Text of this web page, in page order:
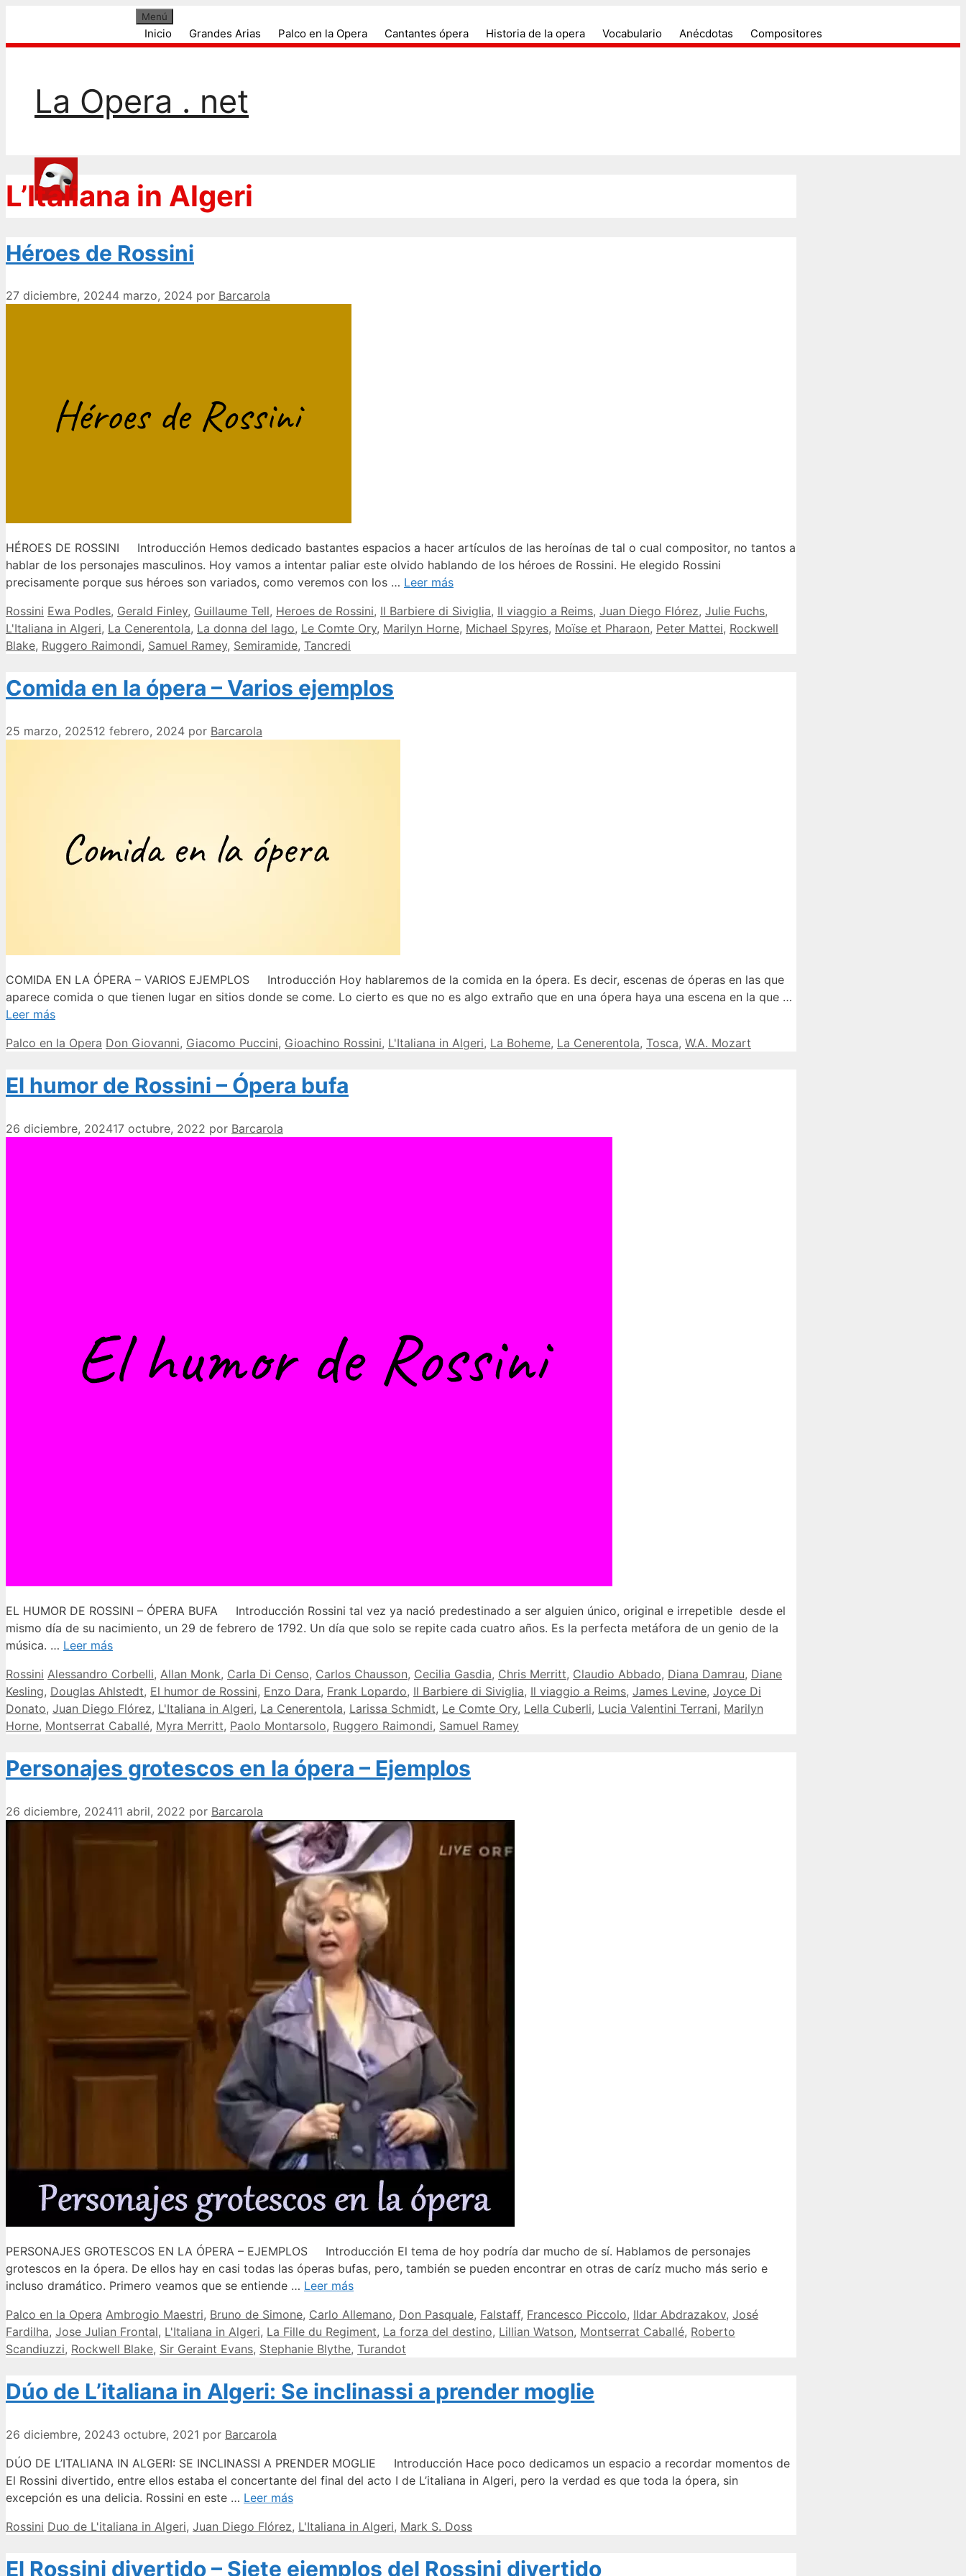
contenido
Menú
Inicio Grandes Arias Palco en la Opera Cantantes ópera Historia de la opera Vocabulario Anécdotas Compositores
Blog de ópera, noticias, argumentos, cantantes de opera, compositores, arias, duos, coros, directores....
Todo sobre el mundo de la ópera y su historia.
La Opera . net
L’Italiana in Algeri
Héroes de Rossini
27 diciembre, 20244 marzo, 2024 por Barcarola
HÉROES DE ROSSINI Introducción Hemos dedicado bastantes espacios a hacer artículos de las heroínas de tal o cual compositor, no tantos a
hablar de los personajes masculinos. Hoy vamos a intentar paliar este olvido hablando de los héroes de Rossini. He elegido Rossini
precisamente porque sus héroes son variados, como veremos con los … Leer más
Categorías
Rossini Etiquetas
Ewa Podles, Gerald Finley, Guillaume Tell, Heroes de Rossini, Il Barbiere di Siviglia, Il viaggio a Reims, Juan Diego Flórez, Julie Fuchs,
L'Italiana in Algeri, La Cenerentola, La donna del lago, Le Comte Ory, Marilyn Horne, Michael Spyres, Moïse et Pharaon, Peter Mattei, Rockwell
Blake, Ruggero Raimondi, Samuel Ramey, Semiramide, Tancredi
Comida en la ópera – Varios ejemplos
25 marzo, 202512 febrero, 2024 por Barcarola
COMIDA EN LA ÓPERA – VARIOS EJEMPLOS Introducción Hoy hablaremos de la comida en la ópera. Es decir, escenas de óperas en las que
aparece comida o que tienen lugar en sitios donde se come. Lo cierto es que no es algo extraño que en una ópera haya una escena en la que …
Leer más
Categorías
Palco en la Opera Etiquetas
Don Giovanni, Giacomo Puccini, Gioachino Rossini, L'Italiana in Algeri, La Boheme, La Cenerentola, Tosca, W.A. Mozart
El humor de Rossini – Ópera bufa
26 diciembre, 202417 octubre, 2022 por Barcarola
EL HUMOR DE ROSSINI – ÓPERA BUFA Introducción Rossini tal vez ya nació predestinado a ser alguien único, original e irrepetible desde el
mismo día de su nacimiento, un 29 de febrero de 1792. Un día que solo se repite cada cuatro años. Es la perfecta metáfora de un genio de la
música. … Leer más
Categorías
Rossini Etiquetas
Alessandro Corbelli, Allan Monk, Carla Di Censo, Carlos Chausson, Cecilia Gasdia, Chris Merritt, Claudio Abbado, Diana Damrau, Diane
Kesling, Douglas Ahlstedt, El humor de Rossini, Enzo Dara, Frank Lopardo, Il Barbiere di Siviglia, Il viaggio a Reims, James Levine, Joyce Di
Donato, Juan Diego Flórez, L'Italiana in Algeri, La Cenerentola, Larissa Schmidt, Le Comte Ory, Lella Cuberli, Lucia Valentini Terrani, Marilyn
Horne, Montserrat Caballé, Myra Merritt, Paolo Montarsolo, Ruggero Raimondi, Samuel Ramey
Personajes grotescos en la ópera – Ejemplos
26 diciembre, 202411 abril, 2022 por Barcarola
PERSONAJES GROTESCOS EN LA ÓPERA – EJEMPLOS Introducción El tema de hoy podría dar mucho de sí. Hablamos de personajes
grotescos en la ópera. De ellos hay en casi todas las óperas bufas, pero, también se pueden encontrar en otras de caríz mucho más serio e
incluso dramático. Primero veamos que se entiende … Leer más
Categorías
Palco en la Opera Etiquetas
Ambrogio Maestri, Bruno de Simone, Carlo Allemano, Don Pasquale, Falstaff, Francesco Piccolo, Ildar Abdrazakov, José
Fardilha, Jose Julian Frontal, L'Italiana in Algeri, La Fille du Regiment, La forza del destino, Lillian Watson, Montserrat Caballé, Roberto
Scandiuzzi, Rockwell Blake, Sir Geraint Evans, Stephanie Blythe, Turandot
Dúo de L’italiana in Algeri: Se inclinassi a prender moglie
26 diciembre, 20243 octubre, 2021 por Barcarola
DÚO DE L’ITALIANA IN ALGERI: SE INCLINASSI A PRENDER MOGLIE Introducción Hace poco dedicamos un espacio a recordar momentos de
El Rossini divertido, entre ellos estaba el concertante del final del acto I de L’italiana in Algeri, pero la verdad es que toda la ópera, sin
excepción es una delicia. Rossini en este … Leer más
Categorías
Rossini Etiquetas
Duo de L'italiana in Algeri, Juan Diego Flórez, L'Italiana in Algeri, Mark S. Doss
El Rossini divertido – Siete ejemplos del Rossini divertido